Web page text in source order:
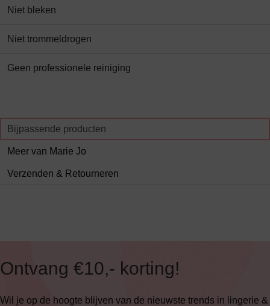
Niet bleken
Niet trommeldrogen
Geen professionele reiniging
Bijpassende producten
Meer van Marie Jo
Verzenden & Retourneren
Ontvang €10,- korting!
Wil je op de hoogte blijven van de nieuwste trends in lingerie &